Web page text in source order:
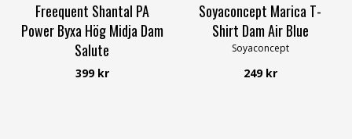
Freequent Shantal PA
Power Byxa Hög Midja Dam
Salute
Freequent
399 kr
Soyaconcept Marica T-
Shirt Dam Air Blue
Soyaconcept
249 kr